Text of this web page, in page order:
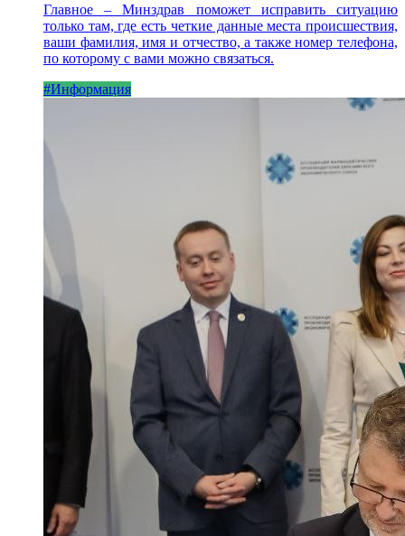
Главное – Минздрав поможет исправить ситуацию
только там, где есть четкие данные места происшествия,
ваши фамилия, имя и отчество, а также номер телефона,
по которому с вами можно связаться.
#Информация